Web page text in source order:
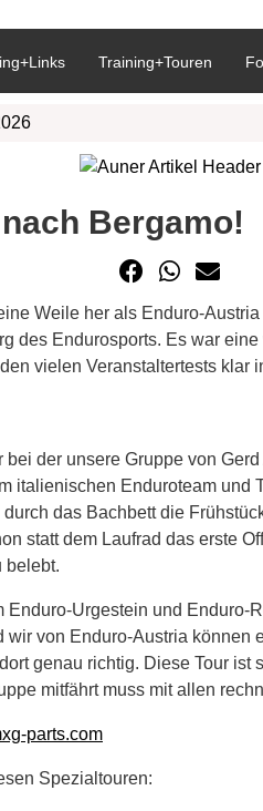
Training+Touren
Bergamo!
Weile her als Enduro-
des Endurosports. Es war
vielen Veranstaltertests klar
bei der unsere Gruppe von
italienischen Enduroteam und
das Bachbett die
statt dem Laufrad das erste
belebt.
Enduro-Urgestein und
wir von Enduro-Austria können
genau richtig. Diese Tour ist
mitfährt muss mit allen
parts.com
Spezialtouren: